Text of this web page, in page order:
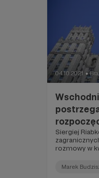
04.10.2021 ●
Siergiej
rozmowy w
Genewie,
AUKUS,
Marek